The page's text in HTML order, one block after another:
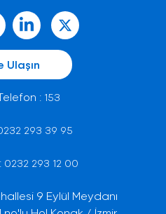
Ulaşın
: 153
293 39 95
0232 293 12 00
9 Eylül Meydanı